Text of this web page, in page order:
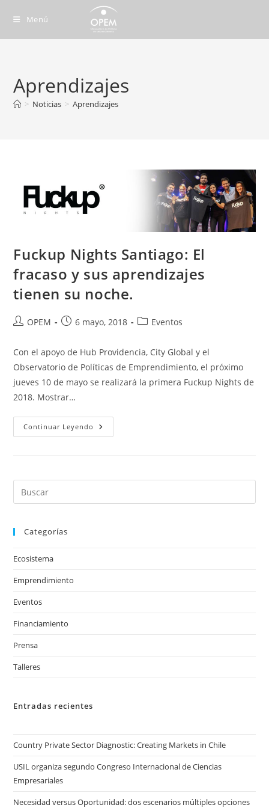
contenido
Menú
Aprendizajes
> Noticias > Aprendizajes
Fuckup Nights Santiago: El
fracaso y sus aprendizajes
tienen su noche.
Autor
la
entrada:
OPEM
Publicación
6 mayo, 2018
Categoría
la
entrada:
Eventos
Con el apoyo de Hub Providencia, City Global y el
Observatorio de Políticas de Emprendimiento, el próximo
jueves 10 de mayo se realizará la primera Fuckup Nights de
2018. Mostrar…
Continuar Leyendo Fuckup
Nights
Sus
Su
Categorías
Ecosistema
Emprendimiento
Eventos
Financiamiento
Prensa
Talleres
Entradas recientes
Country Private Sector Diagnostic: Creating Markets in Chile
USIL organiza segundo Congreso Internacional de Ciencias
Empresariales
Necesidad versus Oportunidad: dos escenarios múltiples opciones